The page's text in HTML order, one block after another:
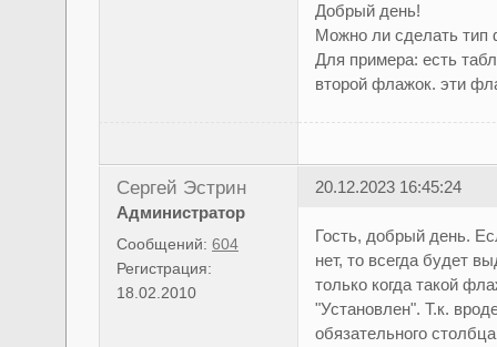
Добрый день!
Можно ли сделать тип
Для примера: есть
второй флажок. эти
Сергей Эстрин
Администратор
Сообщений: 604
Регистрация:
18.02.2010
20.12.2023 16:45:24
Гость, добрый день.
нет, то всегда будет
только когда такой
"Установлен". Т.к.
обязательного